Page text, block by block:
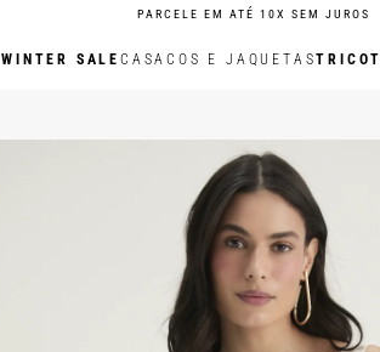
PARCELE EM ATÉ 10X SEM JUROS
WINTER SALE CASACOS E JAQUETASTRICOT